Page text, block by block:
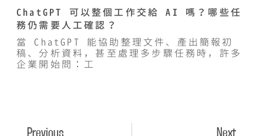
ChatGPT 可以整個工作交給 AI 嗎？哪些任
務仍需要人工確認？
當 ChatGPT 能協助整理文件、產出簡報初
稿、分析資料，甚至處理多步驟任務時，許多
企業開始問：工